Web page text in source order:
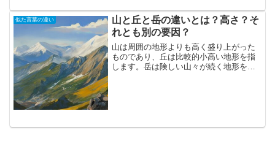
似た言葉の違い
山と丘と岳の違いとは？高さ？そ
れとも別の要因？
山は周囲の地形よりも高く盛り上がった
ものであり、丘は比較的小高い地形を指
します。岳は険しい山々が続く地形を表